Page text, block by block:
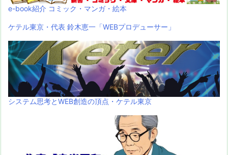
e-book紹介 コミック・マンガ・絵本
ケテル東京・代表 鈴木恵一「WEBプロデューサー」
システム思考とWEB創造の頂点・ケテル東京